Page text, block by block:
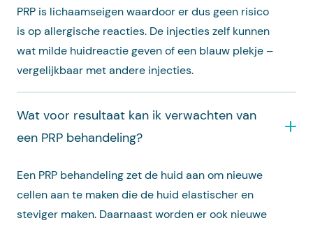
PRP is lichaamseigen waardoor er dus geen risico
is op allergische reacties. De injecties zelf kunnen
wat milde huidreactie geven of een blauw plekje –
vergelijkbaar met andere injecties.
Wat voor resultaat kan ik verwachten van
een PRP behandeling?
Een PRP behandeling zet de huid aan om nieuwe
cellen aan te maken die de huid elastischer en
steviger maken. Daarnaast worden er ook nieuwe